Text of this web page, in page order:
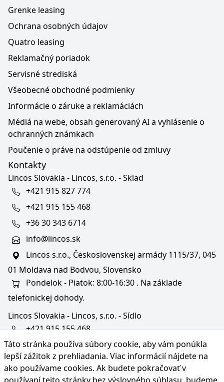
Táto stránka používa súbory cookie, aby vám ponúkla
lepší zážitok z prehliadania. Viac informácií nájdete na
ako používame cookies. Ak budete pokračovať v
Grenke leasing
Ochrana osobných údajov
Quatro leasing
Reklamačný poriadok
Servisné strediská
Všeobecné obchodné podmienky
Informácie o záruke a reklamáciách
Médiá na webe, obsah generovaný AI a vyhlásenie o
ochranných známkach
Poučenie o práve na odstúpenie od zmluvy
Kontakty
Lincos Slovakia - Lincos, s.r.o. - Sklad
+421 915 827 774
+421 915 155 468
+36 30 343 6714
info@lincos.sk
Lincos s.r.o., Československej armády 1115/37, 045
01 Moldava nad Bodvou, Slovensko
Pondelok - Piatok: 8:00-16:30 . Na základe
telefonickej dohody.
Lincos Slovakia - Lincos, s.r.o. - Sídlo
+421 915 155 468
+36/30 343 6714
bratislava@lincos.sk
Lincos s.r.o., Rustaveliho 4, 831 06 Bratislava - m. č.